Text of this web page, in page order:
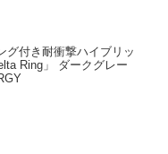
グ付き耐衝撃ハイブリッ
Ring」 ダークグレー